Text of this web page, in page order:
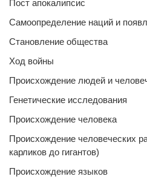
Пост апокалипсис
Самоопределение наций и
Становление общества
Ход войны
Происхождение людей и
Генетические исследования
Происхождение человека
Происхождение человеческих
карликов до гигантов)
Происхождение языков